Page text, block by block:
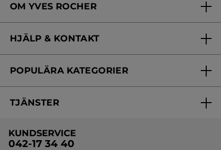
OM YVES ROCHER
Vårt engagemang
Skönhetstips
HJÄLP & KONTAKT
Kontakta oss
Online prislista
POPULÄRA KATEGORIER
Erbjudanden
Travelsize
TJÄNSTER
Onlineprislista för postorder
KUNDSERVICE
042-17 34 40